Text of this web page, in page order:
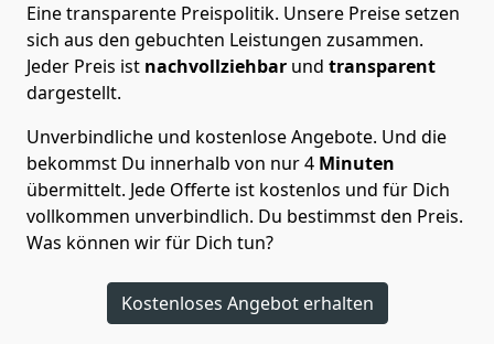
Eine transparente Preispolitik. Unsere Preise setzen
sich aus den gebuchten Leistungen zusammen.
Jeder Preis ist nachvollziehbar und transparent
dargestellt.
Unverbindliche und kostenlose Angebote. Und die
bekommst Du innerhalb von nur4 Minuten
übermittelt. Jede Offerte ist kostenlos und für Dich
vollkommen unverbindlich. Du bestimmst den Preis.
Was können wir für Dich tun?
Kostenloses Angebot erhalten